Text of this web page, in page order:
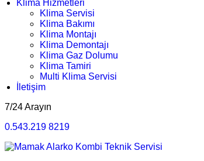
Klima Hizmetleri
Klima Servisi
Klima Bakımı
Klima Montajı
Klima Demontajı
Klima Gaz Dolumu
Klima Tamiri
Multi Klima Servisi
İletişim
7/24 Arayın
0.543.219 8219